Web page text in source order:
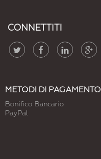
CONNETTITI
METODI DI PAGAMENTO
Bonifico Bancario
PayPal